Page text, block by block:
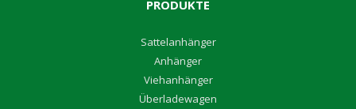
PRODUKTE
Sattelanhänger
Anhänger
Viehanhänger
Überladewagen